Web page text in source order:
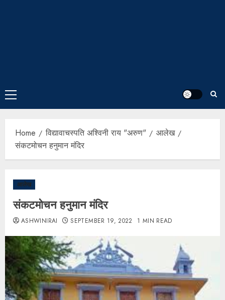
Home विद्यावाचस्पति अश्विनी राय "अरुण"
आलेख
संकटमोचन हनुमान मंदिर
आलेख
संकटमोचन हनुमान मंदिर
ASHWINIRAI SEPTEMBER 19, 2022 1 MIN READ